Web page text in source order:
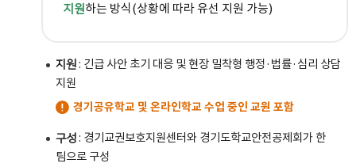
지원하는 방식(상황에 따라 유선 지원 가능)
지원: 긴급 사안 초기 대응 및 현장 밀착형 행정·법률·심리 상담
지원
경기공유학교 및 온라인학교 수업 중인 교원 포함
구성: 경기교권보호지원센터와 경기도학교안전공제회가 한
팀으로 구성